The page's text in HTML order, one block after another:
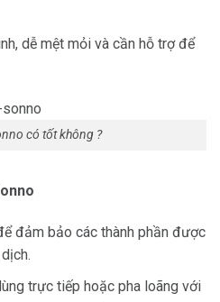
dễ mệt mỏi và cần hỗ trợ để
có tốt không ?
đảm bảo các thành phần được
trực tiếp hoặc pha loãng với